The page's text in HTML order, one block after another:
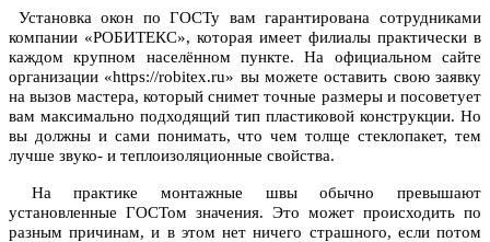
Установка окон по ГОСТу вам гарантирована сотрудниками
компании «РОБИТЕКС», которая имеет филиалы практически в
каждом крупном населённом пункте. На официальном сайте
организации «https://robitex.ru» вы можете оставить свою заявку
на вызов мастера, который снимет точные размеры и посоветует
вам максимально подходящий тип пластиковой конструкции. Но
вы должны и сами понимать, что чем толще стеклопакет, тем
лучше звуко- и теплоизоляционные свойства.
На практике монтажные швы обычно превышают
установленные ГОСТом значения. Это может происходить по
разным причинам, и в этом нет ничего страшного, если потом